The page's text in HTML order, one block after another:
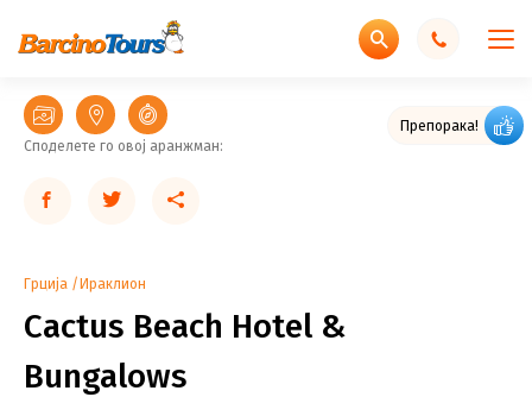
Препорака!
Odlični utisci gostiju
Споделете го овој аранжман:
Грција Ираклион
Cactus Beach Hotel &
Bungalows